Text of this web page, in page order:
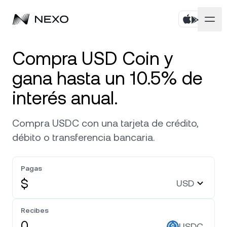
Comprá activos
Rendimiento Flexible
Fixed-term Savings
Exchange
Línea de Crédito
Zero-interest Credit
Negocios
Cuentas corporativas
Prime Brokerage
White Label
Nexo Ventures
Payment Gateway
Mercados
El mercado bajó -0,37 %en las últimas 24 horas
Bitcoin
Ethereum ETH 0,18 %
Empresa
Acerca de
Seguridad
Asociaciones
Compra USD Coin y
gana hasta un 10.5% de
interés anual.
Compra USDC con una tarjeta de crédito,
débito o transferencia bancaria.
Pagas
$ USD
Recibes